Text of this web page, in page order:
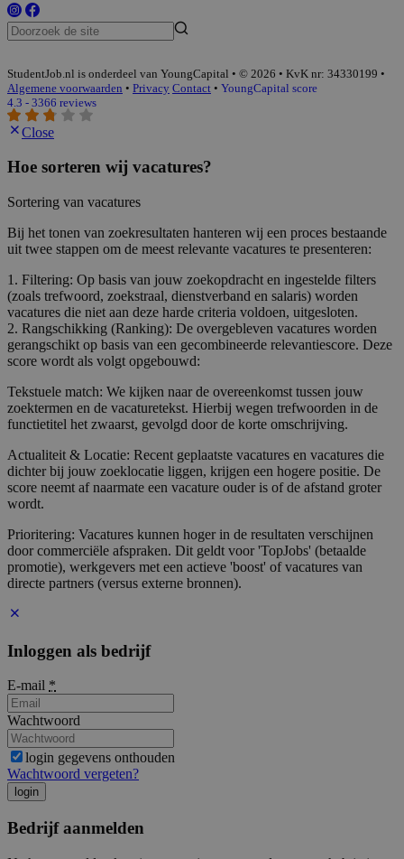
StudentJob.nl is onderdeel van YoungCapital • © 2026 • KvK nr: 34330199 •
Algemene voorwaarden • Privacy Contact • YoungCapital score
4.3 - 3366 reviews
Close
Hoe sorteren wij vacatures?
Sortering van vacatures
Bij het tonen van zoekresultaten hanteren wij een proces bestaande
uit twee stappen om de meest relevante vacatures te presenteren:
1. Filtering: Op basis van jouw zoekopdracht en ingestelde filters
(zoals trefwoord, zoekstraal, dienstverband en salaris) worden
vacatures die niet aan deze harde criteria voldoen, uitgesloten.
2. Rangschikking (Ranking): De overgebleven vacatures worden
gerangschikt op basis van een gecombineerde relevantiescore. Deze
score wordt als volgt opgebouwd:
Tekstuele match: We kijken naar de overeenkomst tussen jouw
zoektermen en de vacaturetekst. Hierbij wegen trefwoorden in de
functietitel het zwaarst, gevolgd door de korte omschrijving.
Actualiteit & Locatie: Recent geplaatste vacatures en vacatures die
dichter bij jouw zoeklocatie liggen, krijgen een hogere positie. De
score neemt af naarmate een vacature ouder is of de afstand groter
wordt.
Prioritering: Vacatures kunnen hoger in de resultaten verschijnen
door commerciële afspraken. Dit geldt voor 'TopJobs' (betaalde
promotie), werkgevers met een actieve 'boost' of vacatures van
directe partners (versus externe bronnen).
Inloggen als bedrijf
E-mail *
Wachtwoord
login gegevens onthouden
Wachtwoord vergeten?
login
Bedrijf aanmelden